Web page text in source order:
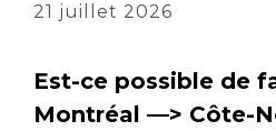
21 juillet 2026
Est-ce possible de
Montréal —> Côte-